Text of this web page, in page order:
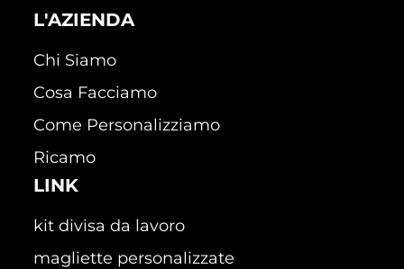
L'AZIENDA
Chi Siamo
Cosa Facciamo
Come Personalizziamo
Ricamo
LINK
kit divisa da lavoro
magliette personalizzate